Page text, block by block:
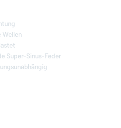
Super-Sinus-Feder